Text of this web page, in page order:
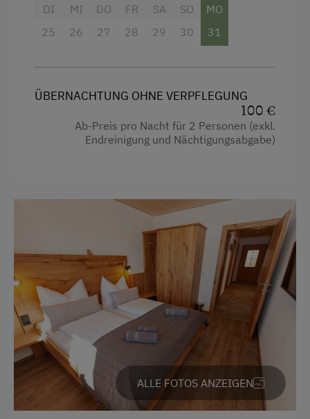
Almwandern
Badesee
Bergtouren
Erlebniswanderung
Fitnesscenter
Freibad
4 Plattenherd
Radio
Dusche
Heizung
Kaffeemaschine
Reinigungsausstattung im Hotel
Über Wasser
Wasserkocher
Doppelbett
DI
25
MI
26
DO
27
FR
28
SA
29
SO
30
MO
31
ÜBERNACHTUNG OHNE VERPFLEGUNG
100 €
Ab-Preis pro Nacht für 2 Personen (exkl.
Endreinigung und Nächtigungsabgabe)
ALLE FOTOS ANZEIGEN